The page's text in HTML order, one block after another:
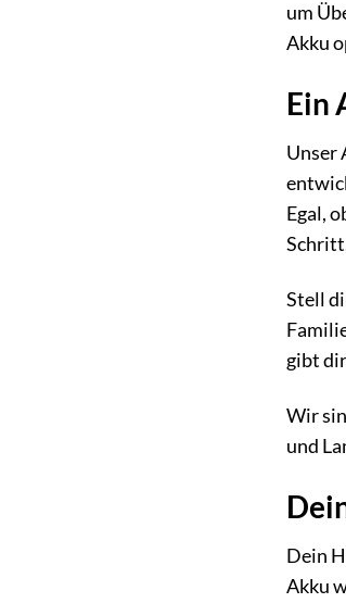
um
Akku
Ein
Unser
Egal,
Stell
gibt
Wir
und
Dein
Akku